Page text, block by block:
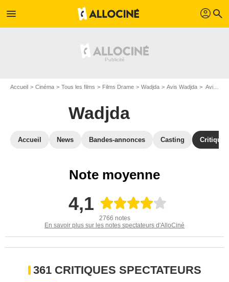
menu profil search
Accueil Cinéma Tous les films Films Drame Wadjda Avis Wadjda Avis : Wadjda - Page 9
Wadjda
Accueil News Bandes-annonces Casting
Note moyenne
4,1
2766 notes
En savoir plus sur les notes spectateurs d'AlloCiné
361 CRITIQUES SPECTATEURS